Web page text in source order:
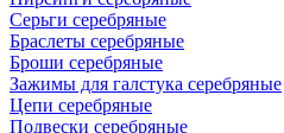
Серьги серебряные
Браслеты серебряные
Броши серебряные
Зажимы для галстука серебряные
Цепи серебряные
Подвески серебряные